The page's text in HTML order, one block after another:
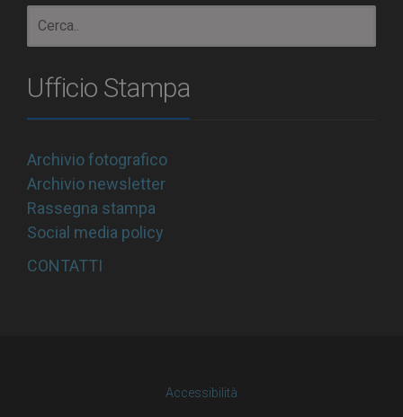
Ufficio Stampa
Archivio fotografico
Archivio newsletter
Rassegna stampa
Social media policy
CONTATTI
Accessibilità